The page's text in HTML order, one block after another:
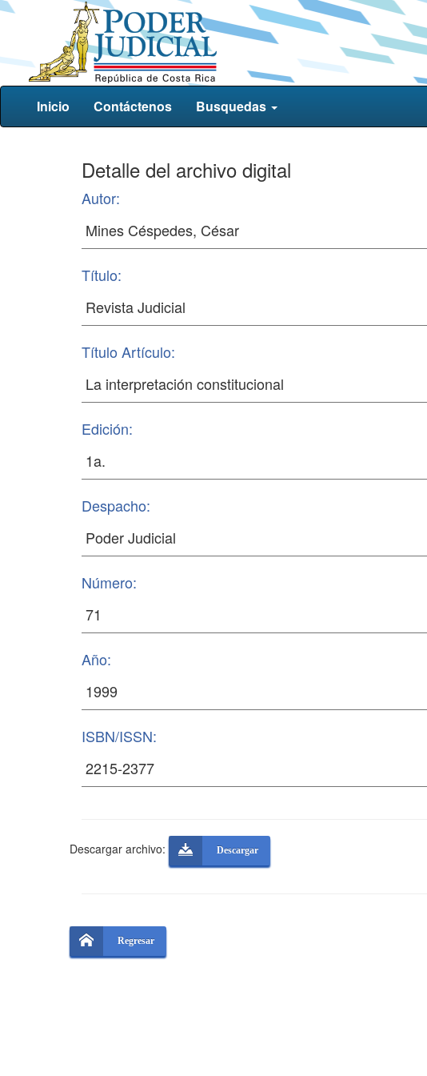
Inicio Contáctenos Busquedas
Detalle del archivo digital
Autor:
Título:
Título Artículo:
Edición:
Despacho:
Número:
Año:
ISBN/ISSN:
Descargar archivo: Descargar
Regresar